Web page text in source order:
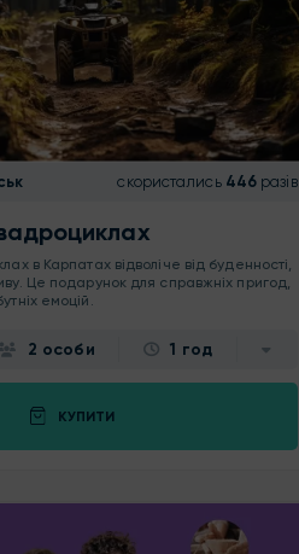
скористались 446 разів
в Карпатах відволіче від буденності,
Це подарунок для справжніх пригод,
емоцій.
2 особи 1 год
КУПИТИ